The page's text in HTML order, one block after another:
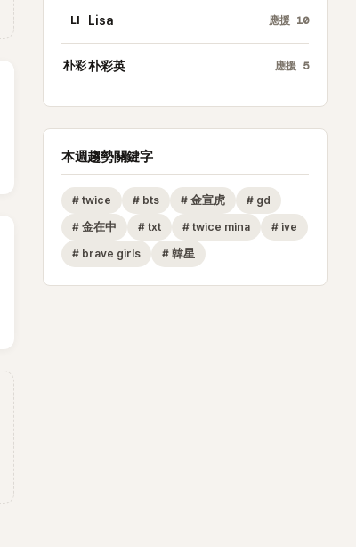
LI Lisa 應援 10
朴彩朴彩英 應援 5
本週趨勢關鍵字
# twice # bts # 金宣虎 # gd
# 金在中 # txt # twice mina # ive
# brave girls # 韓星